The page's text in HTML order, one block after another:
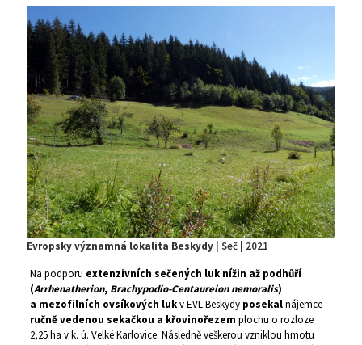
Evropsky významná lokalita Beskydy | Seč | 2021
Na podporu extenzivních sečených luk nížin až podhůří
(Arrhenatherion, Brachypodio-Centaureion nemoralis)
a mezofilních ovsíkových lukv EVL Beskydy posekalnájemce
ručně vedenou sekačkou a křovinořezem plochu o rozloze
2,25 ha v k. ú. Velké Karlovice. Následně veškerou vzniklou hmotu